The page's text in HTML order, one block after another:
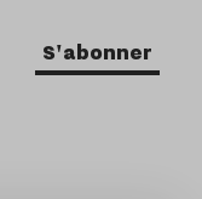
S'abonner